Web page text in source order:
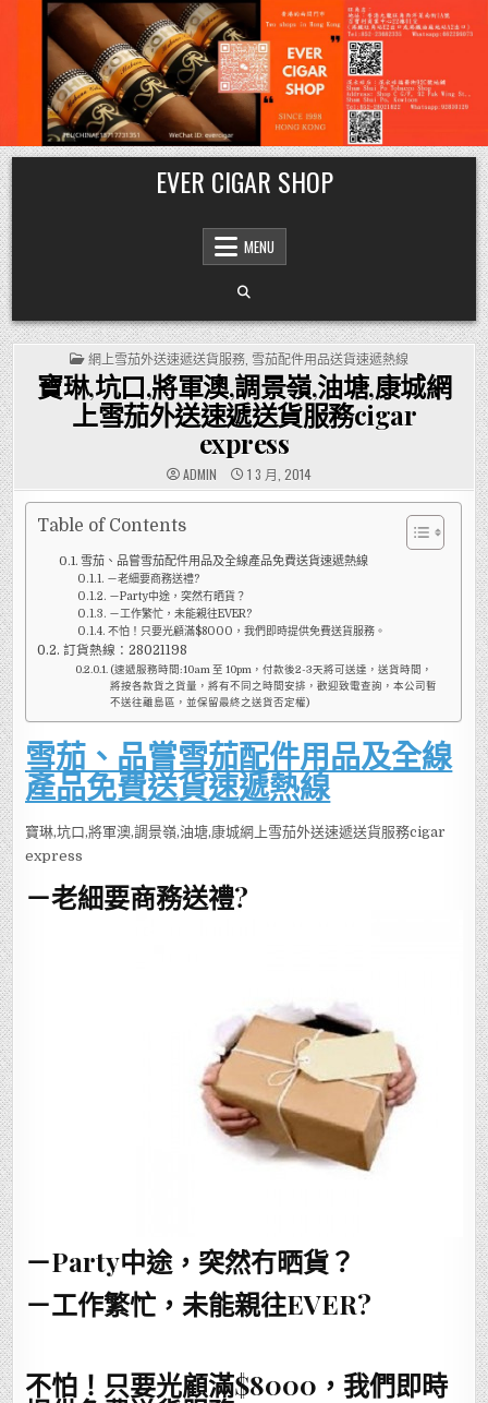
Skip
to
content
EVER CIGAR SHOP
MENU
POSTED
IN
網上雪茄外送速遞送貨服務, 雪茄配件用品送貨速遞熱線
寶琳,坑口,將軍澳,調景嶺,油塘,康城網
上雪茄外送速遞送貨服務cigar
express
ADMIN 1 3 月, 2014
Table of Contents
雪茄、品嘗雪茄配件用品及全線產品免費送貨速遞熱線
－老細要商務送禮?
－Party中途，突然冇晒貨？
－工作繁忙，未能親往EVER?
不怕！只要光顧滿$8000，我們即時提供免費送貨服務。
訂貨熱線：28021198
(速遞服務時間:10am 至 10pm，付款後2-3天將可送達，送貨時間，
將按各款貨之貨量，將有不同之時間安排，歡迎致電查詢，本公司暫
不送往離島區，並保留最終之送貨否定權)
雪茄、品嘗雪茄配件用品及全線
產品免費送貨速遞熱線
寶琳,坑口,將軍澳,調景嶺,油塘,康城網上雪茄外送速遞送貨服務cigar
express
－老細要商務送禮?
－Party中途，突然冇晒貨？
－工作繁忙，未能親往EVER?
不怕！只要光顧滿$8000，我們即時